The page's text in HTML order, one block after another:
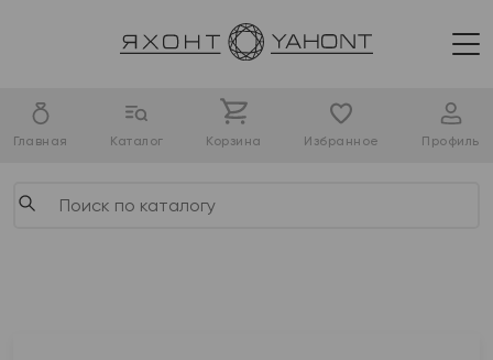
Главная Каталог Корзина Избранное Профиль